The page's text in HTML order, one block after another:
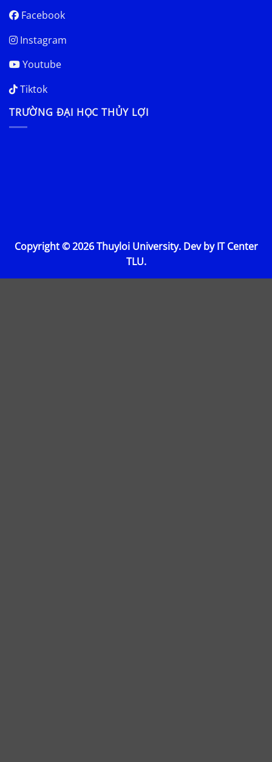
Facebook
Instagram
Youtube
Tiktok
TRƯỜNG ĐẠI HỌC THỦY LỢI
Copyright © 2026 Thuyloi University. Dev by IT Center
TLU.